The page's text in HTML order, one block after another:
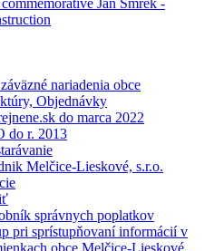
Ján Smrek -
nariadenia obce
Objednávky
do marca 2022
do r. 2013
Melčice-Lieskové, s.r.o.
správnych poplatkov
pri sprístupňovaní informácií v
obce Melčice-Lieskové